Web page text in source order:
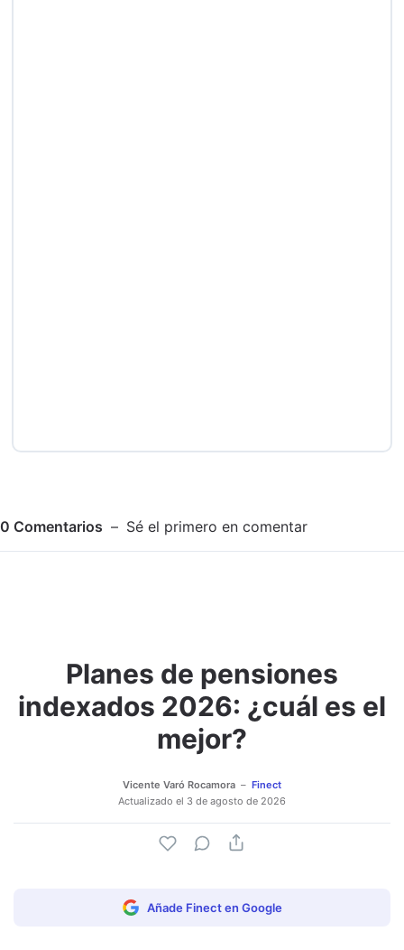
0 Comentarios Sé el primero en comentar
Adjuntar imagen Comentar
Planes de pensiones
indexados 2026: ¿cuál es el
mejor?
Vicente Varó Rocamora
Finect
Actualizado el 3 de agosto de 2026
Añade Finect en Google